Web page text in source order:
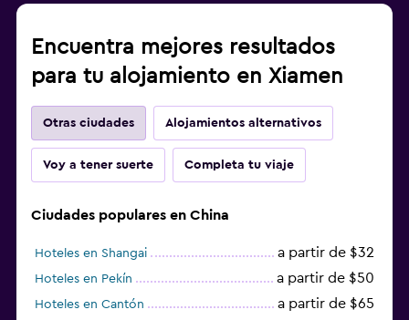
Encuentra mejores resultados
para tu alojamiento en Xiamen
Otras ciudades Alojamientos alternativos
Voy a tener suerte Completa tu viaje
Ciudades populares en China
Hoteles en Shangai a partir de $32
Hoteles en Pekín a partir de $50
Hoteles en Cantón a partir de $65